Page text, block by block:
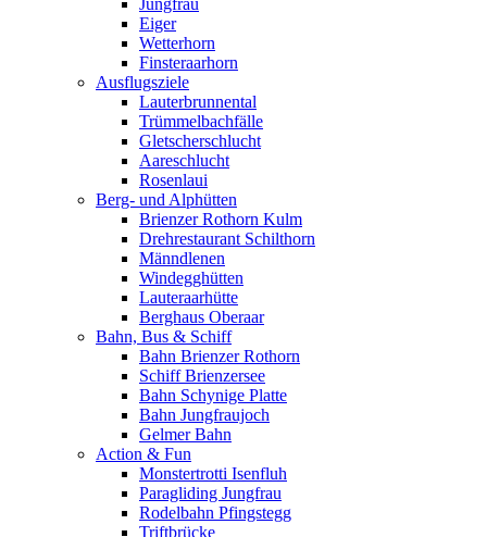
Jungfrau
Eiger
Wetterhorn
Finsteraarhorn
Ausflugsziele
Lauterbrunnental
Trümmelbachfälle
Gletscherschlucht
Aareschlucht
Rosenlaui
Berg- und Alphütten
Brienzer Rothorn Kulm
Drehrestaurant Schilthorn
Männdlenen
Windegghütten
Lauteraarhütte
Berghaus Oberaar
Bahn, Bus & Schiff
Bahn Brienzer Rothorn
Schiff Brienzersee
Bahn Schynige Platte
Bahn Jungfraujoch
Gelmer Bahn
Action & Fun
Monstertrotti Isenfluh
Paragliding Jungfrau
Rodelbahn Pfingstegg
Triftbrücke